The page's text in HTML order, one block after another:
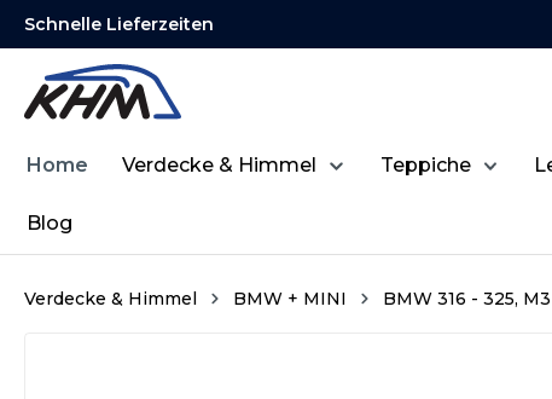
Zur Hauptnavigation springen
Schnelle Lieferzeiten
Home Verdecke & Himmel Teppiche
Blog
Verdecke & Himmel BMW + MINI BMW 316 - 325,